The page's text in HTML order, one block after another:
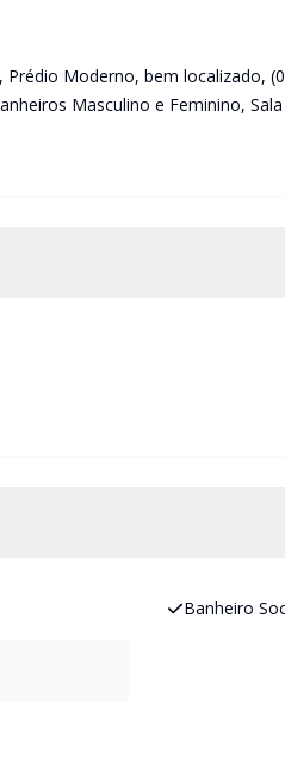
Prédio Moderno, bem localizado,
Masculino e Feminino,
Banheiro